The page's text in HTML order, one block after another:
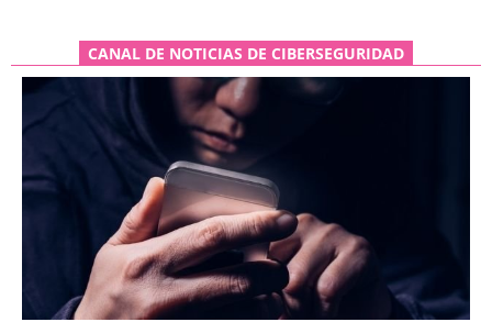
CANAL DE NOTICIAS DE CIBERSEGURIDAD